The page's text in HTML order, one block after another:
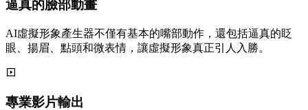
逼真的臉部動畫
AI虛擬形象產生器不僅有基本的嘴部動作，還包括逼真的眨
眼、揚眉、點頭和微表情，讓虛擬形象真正引人入勝。
專業影片輸出